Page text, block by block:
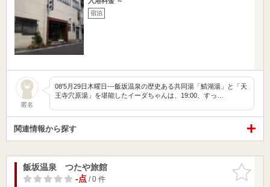
宿泊
匿名
08'5月29日木曜日---飯坂温泉の歴史ある共同湯「鯖湖湯」と「天
王寺穴原湯」を堪能したイーダちゃんは、19:00、すっ…
関連情報から探す
お気に入
りに追加
飯坂温泉 つたや旅館
-点/ 0 件